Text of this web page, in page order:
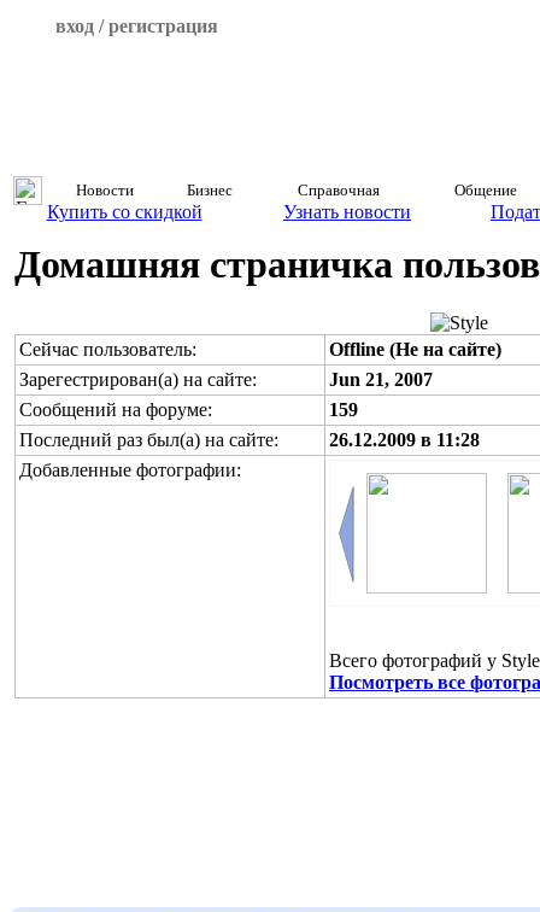
вход / регистрация
Новости Бизнес Справочная Общение
Купить со скидкой Узнать новости
Домашняя страничка
Сейчас пользователь:
Offline (Не на сайте)
Зарегестрирован(а) на сайте:
Jun 21, 2007
Сообщений на форуме:
159
Последний раз был(а) на сайте:
26.12.2009 в 11:28
Добавленные фотографии:
Всего фотографий у
Посмотреть все